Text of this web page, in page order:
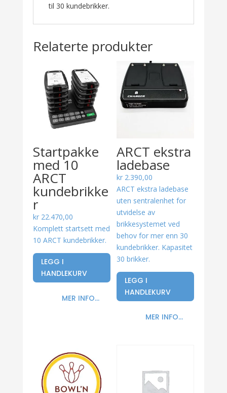
til 30 kundebrikker.
Relaterte produkter
Startpakke
med 10
ARCT
kundebrikke
r
kr22.470,00
Komplett startsett med
10 ARCT kundebrikker.
LEGG I
HANDLEKURV
MER INFO...
ARCT ekstra
ladebase
kr 2.390,00
ARCT ekstra ladebase
uten sentralenhet for
utvidelse av
brikkesystemet ved
behov for mer enn 30
kundebrikker. Kapasitet
30 brikker.
LEGG I
HANDLEKURV
MER INFO...